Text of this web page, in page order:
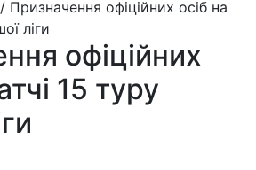
/ Призначення офіційних осіб на
ліги
офіційних
15 туру